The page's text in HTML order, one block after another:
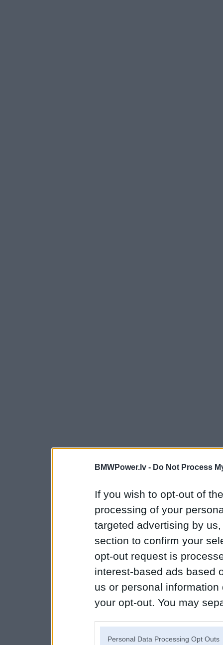
BMWPower.lv - Do Not Process
If you wish to opt-out of
processing of your
targeted advertising by
section to confirm your
opt-out request is
interest-based ads based
us or personal
your opt-out. You may
Personal Data Processing Opt Outs